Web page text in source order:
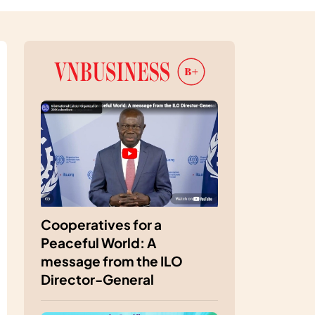
Cooperatives for a
Peaceful World: A
message from the ILO
Director-General